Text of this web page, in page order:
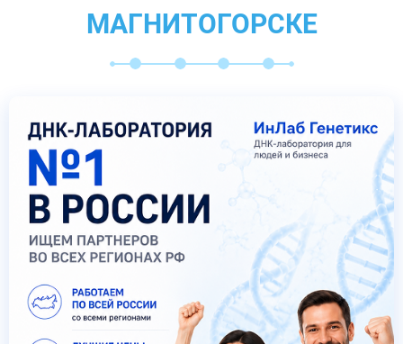
МАГНИТОГОРСКЕ